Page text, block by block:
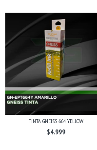
TINTA GNEISS 664 YELLOW
$4.999